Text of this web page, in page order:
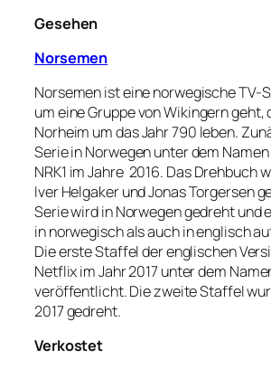
Gesehen
Norsemen
Norsemen ist eine norwegische TV-
um eine Gruppe von Wikingern geht,
Norheim um das Jahr 790 leben.
Serie in Norwegen unter dem Namen
NRK1 im Jahre 2016. Das Drehbuch
Iver Helgaker und Jonas Torgersen
Serie wird in Norwegen gedreht und
in norwegisch als auch in englisch
Die erste Staffel der englischen
Netflix im Jahr 2017 unter dem
veröffentlicht. Die zweite Staffel
2017 gedreht.
Verkostet